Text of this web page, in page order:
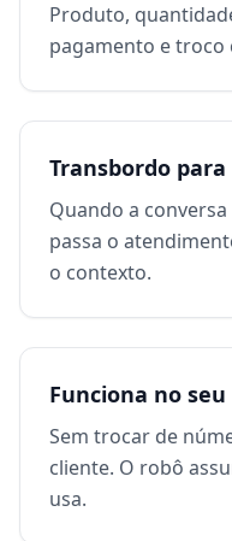
Produto,
pagamento e troco
Transbordo
Quando a
passa o
o contexto.
Funciona no
Sem trocar de
cliente. O robô
usa.